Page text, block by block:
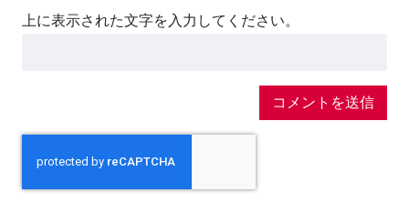
上に表示された文字を入力してください。